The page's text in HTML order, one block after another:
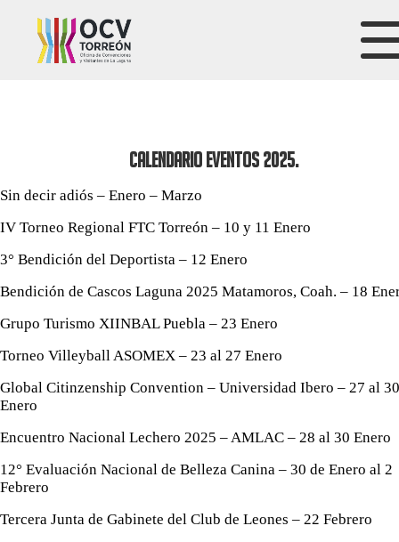
Calendario eventos 2025.
Sin decir adiós – Enero – Marzo
IV Torneo Regional FTC Torreón – 10 y 11 Enero
3° Bendición del Deportista – 12 Enero
Bendición de Cascos Laguna 2025 Matamoros, Coah. – 18
Grupo Turismo XIINBAL Puebla – 23 Enero
Torneo Villeyball ASOMEX – 23 al 27 Enero
Global Citinzenship Convention – Universidad Ibero – 27 al 30
Enero
Encuentro Nacional Lechero 2025 – AMLAC – 28 al 30 Enero
12° Evaluación Nacional de Belleza Canina – 30 de Enero al 2
Febrero
Tercera Junta de Gabinete del Club de Leones – 22 Febrero